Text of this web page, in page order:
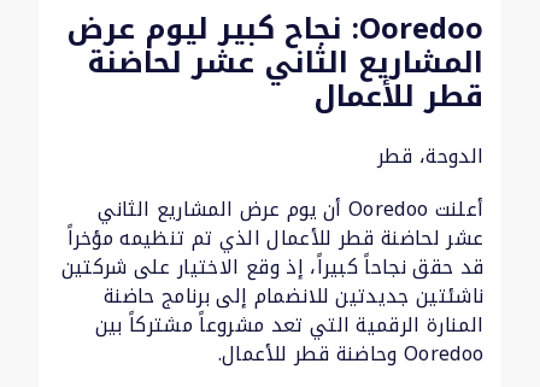
Ooredoo: نجاح كبير ليوم عرض
المشاريع الثاني عشر لحاضنة
قطر للأعمال
الدوحة، قطر
أعلنت Ooredoo أن يوم عرض المشاريع الثاني
عشر لحاضنة قطر للأعمال الذي تم تنظيمه مؤخراً
قد حقق نجاحاً كبيراً، إذ وقع الاختيار على شركتين
ناشئتين جديدتين للانضمام إلى برنامج حاضنة
المنارة الرقمية التي تعد مشروعاً مشتركاً بين
Ooredoo وحاضنة قطر للأعمال.